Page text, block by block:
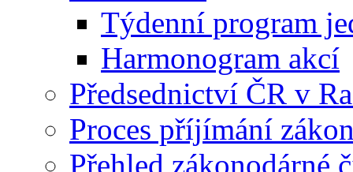
Týdenní program
Harmonogram akcí
Předsednictví ČR v
Proces příjímání
Přehled zákonodárné